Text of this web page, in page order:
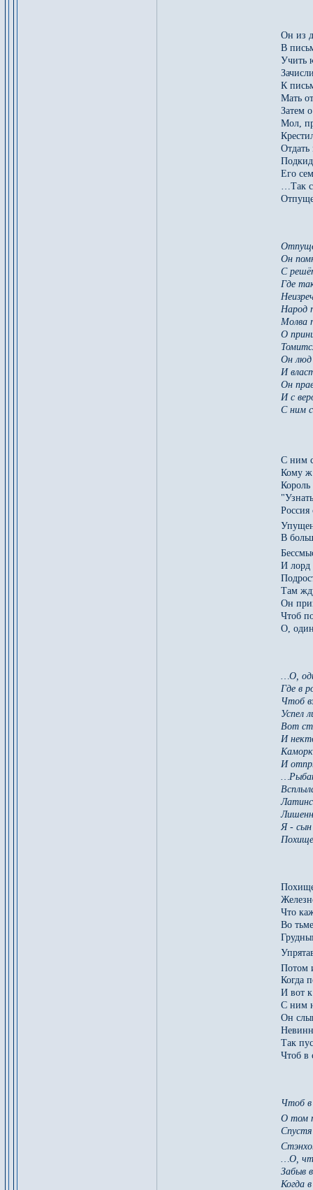
Он из
В
Учить
К
Мать
Затем
Мол,
Отдать
Его
…Так
Он
С
Где
Народ
Молва
О
Он люд
И
Он
И с
С ним
С ним
Кому ж
Россия
В
И лорд
Там
Он
Чтоб
О,
…О,
Где в
Чтоб
Успел
Вот
И
И
Я - сын
Что
Во
Потом
Когда
И вот
С ним
Он
Так
Чтоб в
Чтоб в
О том
Спустя
…О,
Забыв
Когда